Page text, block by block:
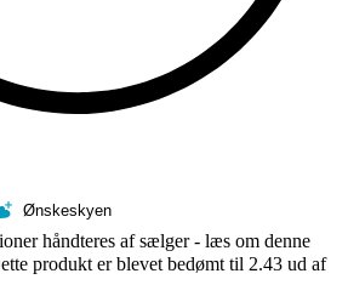
Ønskeskyen
håndteres af sælger - læs om denne
produkt er blevet bedømt til 2.43 ud af